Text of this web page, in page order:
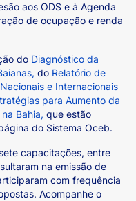
aos ODS e à Agenda
de ocupação e renda
do Diagnóstico da
do Relatório de
e Internacionais
para Aumento da
Bahia, que estão
do Sistema Oceb.
capacitações, entre
na emissão de
com frequência
Acompanhe o